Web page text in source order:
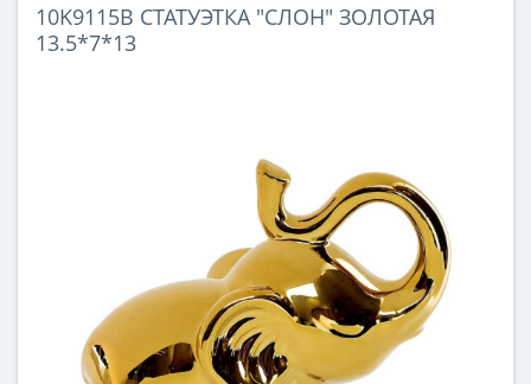
10K9115B СТАТУЭТКА "СЛОН" ЗОЛОТАЯ
13.5*7*13